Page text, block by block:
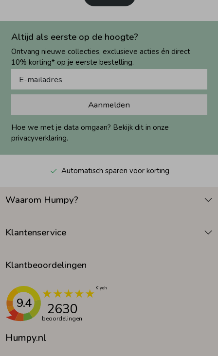
Altijd als eerste op de hoogte?
Ontvang nieuwe collecties, exclusieve acties én direct
10% korting* op je eerste bestelling.
Aanmelden
Hoe we met je data omgaan? Bekijk dit in onze
privacyverklaring.
Automatisch sparen voor korting
Humpy.nl
Waarom Humpy?
Klantenservice
Klantbeoordelingen
9.4 2630
beoordelingen